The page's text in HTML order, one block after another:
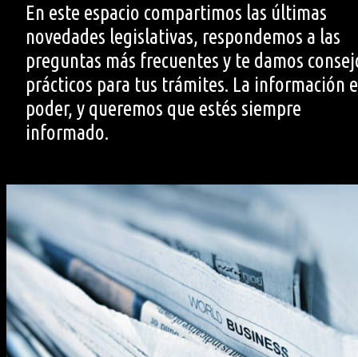
En este espacio compartimos las últimas
novedades legislativas, respondemos a las
preguntas más frecuentes y te damos
prácticos para tus trámites. La información
poder, y queremos que estés siempre
informado.